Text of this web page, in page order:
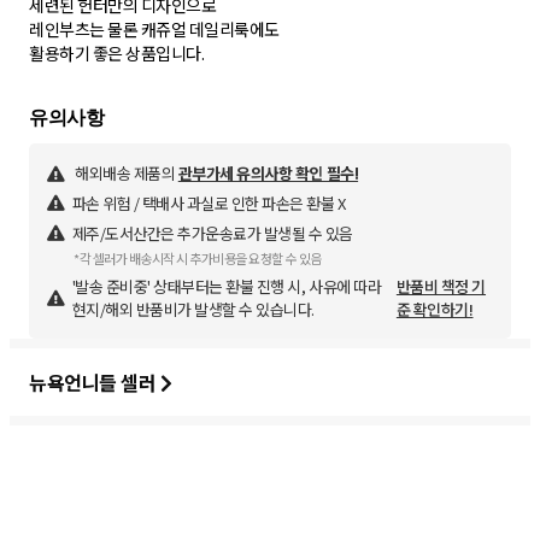
세련된 헌터만의 디자인으로
레인부츠는 물론 캐쥬얼 데일리룩에도
유의사항
해외배송 제품의 관부가세 유의사항 확인 필수!
파손 위험 / 택배사 과실로 인한 파손은 환불 X
제주/도서산간은 추가운송료가 발생될 수 있음
*각 셀러가 배송시작 시 추가비용을 요청할 수 있음
'발송 준비중' 상태부터는 환불 진행 시, 사유에 따라
현지/해외 반품비가 발생할 수 있습니다.
반품비 책정 기
준 확인하기!
뉴욕언니들 셀러